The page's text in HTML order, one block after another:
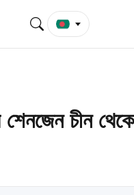
চীন থেকে